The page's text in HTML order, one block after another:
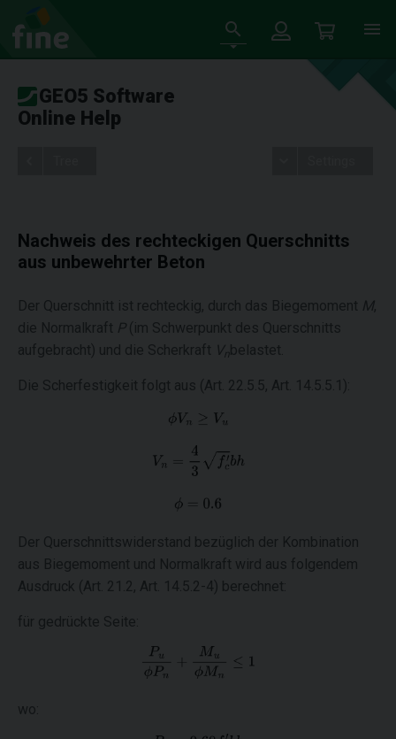
GEO5 Software
Online Help
Nachweis des rechteckigen Querschnitts
aus unbewehrter Beton
Der Querschnitt ist rechteckig, durch das Biegemoment M,
die Normalkraft P(im Schwerpunkt des Querschnitts
aufgebracht) und die Scherkraft Vn belastet.
Die Scherfestigkeit folgt aus (Art. 22.5.5, Art. 14.5.5.1):
Der Querschnittswiderstand bezüglich der Kombination
aus Biegemoment und Normalkraft wird aus folgendem
Ausdruck (Art. 21.2, Art. 14.5.2-4) berechnet:
für gedrückte Seite:
wo: